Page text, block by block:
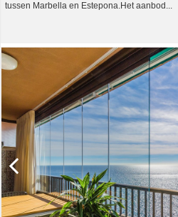
tussen Marbella en Estepona.Het aanbod...